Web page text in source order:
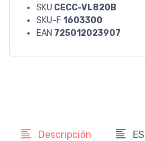
SKU CECC-VL820B
SKU-F 1603300
EAN 725012023907
Descripción